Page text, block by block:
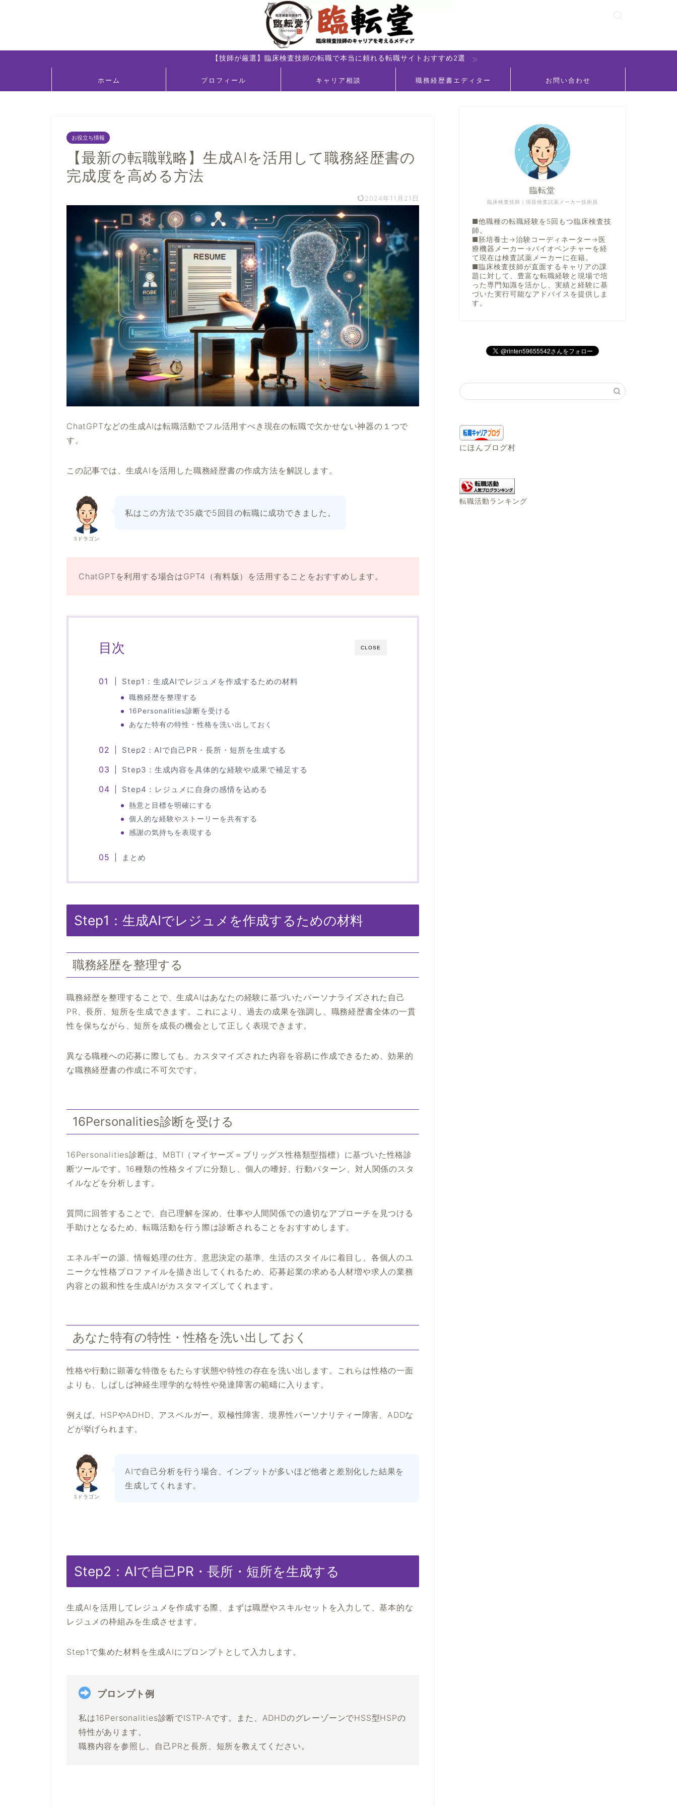
【技師が厳選】臨床検査技師の転職で本当に頼れる転職サイトおすすめ2選
ホーム プロフィール キャリア相談 職務経歴書エディター お問い合わせ
お役立ち情報
【最新の転職戦略】生成AIを活用して職務経歴書の
完成度を高める方法
2024年11月21日
ChatGPTなどの生成AIは転職活動でフル活用すべき現在の転職で欠かせない神器の１つで
す。
この記事では、生成AIを活用した職務経歴書の作成方法を解説します。
Sドラゴン
私はこの方法で35歳で5回目の転職に成功できました。
ChatGPTを利用する場合はGPT4（有料版）を活用することをおすすめします。
CLOSE
目次
Step1：生成AIでレジュメを作成するための材料
職務経歴を整理する
16Personalities診断を受ける
あなた特有の特性・性格を洗い出しておく
Step2：AIで自己PR・長所・短所を生成する
Step3：生成内容を具体的な経験や成果で補足する
Step4：レジュメに自身の感情を込める
熱意と目標を明確にする
個人的な経験やストーリーを共有する
感謝の気持ちを表現する
まとめ
Step1：生成AIでレジュメを作成するための材料
職務経歴を整理する
職務経歴を整理することで、生成AIはあなたの経験に基づいたパーソナライズされた自己
PR、長所、短所を生成できます。これにより、過去の成果を強調し、職務経歴書全体の一貫
性を保ちながら、短所を成長の機会として正しく表現できます。
異なる職種への応募に際しても、カスタマイズされた内容を容易に作成できるため、効果的
な職務経歴書の作成に不可欠です。
16Personalities診断を受ける
16Personalities診断は、MBTI（マイヤーズ＝ブリッグス性格類型指標）に基づいた性格診
断ツールです。16種類の性格タイプに分類し、個人の嗜好、行動パターン、対人関係のスタ
イルなどを分析します。
質問に回答することで、自己理解を深め、仕事や人間関係での適切なアプローチを見つける
手助けとなるため、転職活動を行う際は診断されることをおすすめします。
エネルギーの源、情報処理の仕方、意思決定の基準、生活のスタイルに着目し、各個人のユ
ニークな性格プロファイルを描き出してくれるため、応募起業の求める人材増や求人の業務
内容との親和性を生成AIがカスタマイズしてくれます。
あなた特有の特性・性格を洗い出しておく
性格や行動に顕著な特徴をもたらす状態や特性の存在を洗い出します。これらは性格の一面
よりも、しばしば神経生理学的な特性や発達障害の範疇に入ります。
例えば、HSPやADHD、アスペルガー、双極性障害、境界性パーソナリティー障害、ADDな
どが挙げられます。
Sドラゴン
AIで自己分析を行う場合、インプットが多いほど他者と差別化した結果を
生成してくれます。
Step2：AIで自己PR・長所・短所を生成する
生成AIを活用してレジュメを作成する際、まずは職歴やスキルセットを入力して、基本的な
レジュメの枠組みを生成させます。
Step1で集めた材料を生成AIにプロンプトとして入力します。
プロンプト例
私は16Personalities診断でISTP-Aです。また、ADHDのグレーゾーンでHSS型HSPの
特性があります。
職務内容を参照し、自己PRと長所、短所を教えてください。
臨床検査技師｜現役検査試薬メーカー技術員
臨転堂
■他職種の転職経験を5回もつ臨床検査技
師。
■胚培養士→治験コーディネーター→医
療機器メーカー→バイオベンチャーを経
て現在は検査試薬メーカーに在籍。
■臨床検査技師が直面するキャリアの課
題に対して、豊富な転職経験と現場で培
った専門知識を活かし、実績と経験に基
づいた実行可能なアドバイスを提供しま
す。
にほんブログ村
転職活動ランキング